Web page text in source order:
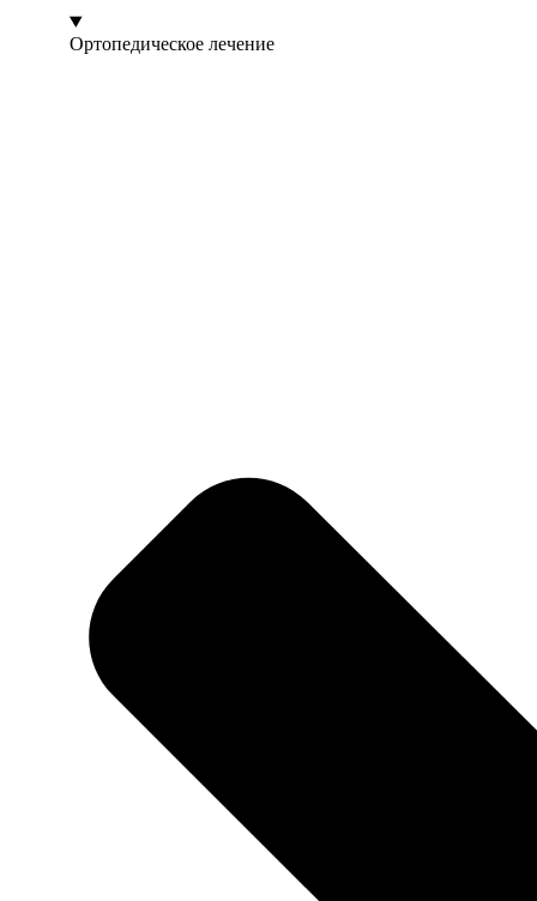
Ортопедическое лечение